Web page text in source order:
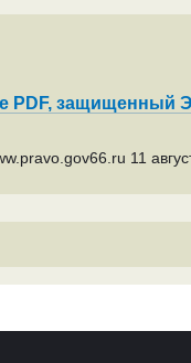
PDF, защищенный
11